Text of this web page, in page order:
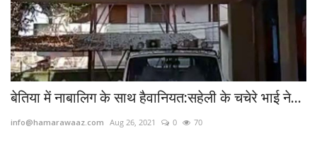
बेतिया में नाबालिग के साथ हैवानियत:सहेली के चचेरे भाई ने...
info@hamarawaaz.com Aug 26, 2021 0 70